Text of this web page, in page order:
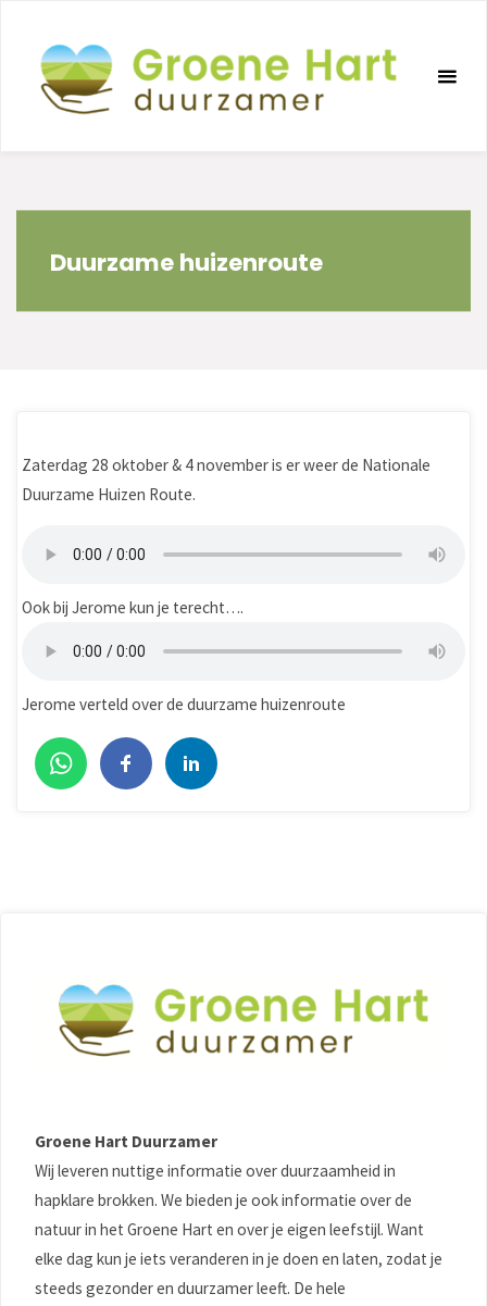
inhoud
Duurzame huizenroute
Zaterdag 28 oktober & 4 november is er weer de Nationale
Duurzame Huizen Route.
Ook bij Jerome kun je terecht….
Jerome verteld over de duurzame huizenroute
Groene Hart Duurzamer
Wij leveren nuttige informatie over duurzaamheid in
hapklare brokken. We bieden je ook informatie over de
natuur in het Groene Hart en over je eigen leefstijl. Want
elke dag kun je iets veranderen in je doen en laten, zodat je
steeds gezonder en duurzamer leeft. De hele